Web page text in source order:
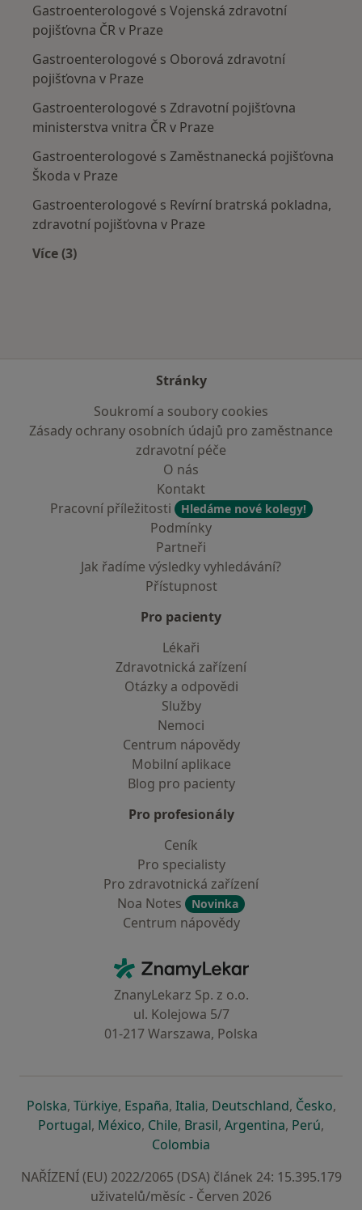
Gastroenterologové s Vojenská zdravotní
pojišťovna ČR v Praze
Gastroenterologové s Oborová zdravotní
pojišťovna v Praze
Gastroenterologové s Zdravotní pojišťovna
ministerstva vnitra ČR v Praze
Gastroenterologové s Zaměstnanecká pojišťovna
Škoda v Praze
Gastroenterologové s Revírní bratrská pokladna,
zdravotní pojišťovna v Praze
Více (3)
Stránky
Soukromí a soubory cookies
Zásady ochrany osobních údajů pro zaměstnance
zdravotní péče
O nás
Kontakt
Pracovní příležitosti
Hledáme nové kolegy!
Podmínky
Partneři
Jak řadíme výsledky vyhledávání?
Přístupnost
Pro pacienty
Lékaři
Zdravotnická zařízení
Otázky a odpovědi
Služby
Nemoci
Centrum nápovědy
Mobilní aplikace
Blog pro pacienty
Pro profesionály
Ceník
Pro specialisty
Pro zdravotnická zařízení
Noa Notes
Novinka
Centrum nápovědy
ZnamyLekar - Hlavní stránka
ZnanyLekarz Sp. z o.o.
ul. Kolejowa 5/7
01-217 Warszawa, Polska
Polskase otevře v nové záložce
, Türkiyese otevře v nové záložce
, Españase otevře v nové záložce
, Italiase otevře v nové záložce
, Deutschlandse otevře v
, Českose
,
Portugalse otevře v nové záložce
, Méxicose otevře v nové záložce
, Chilese otevře v nové záložce
, Brasilse otevře v nové
, Argentinase otevře v
, Perúse
,
Colombia
NAŘÍZENÍ (EU) 2022/2065 (DSA) článek 24: 15.395.179
uživatelů/měsíc - Červen 2026